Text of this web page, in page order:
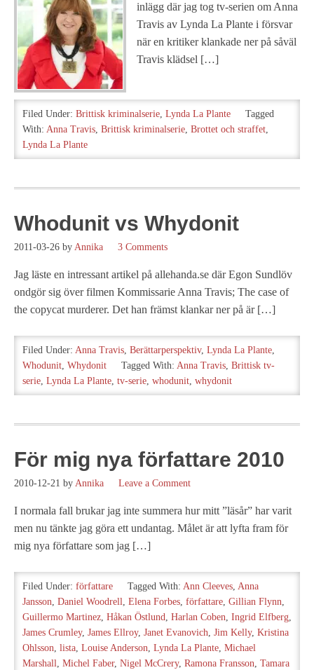
inlägg där jag tog tv-serien om Anna
Travis av Lynda La Plante i försvar
när en kritiker klankade ner på såväl
Travis klädsel […]
Filed Under: Brittisk kriminalserie, Lynda La Plante
Tagged
With: Anna Travis, Brittisk kriminalserie, Brottet och straffet,
Lynda La Plante
Whodunit vs Whydonit
2011-03-26 by Annika 3 Comments
Jag läste en intressant artikel på allehanda.se där Egon Sundlöv
ondgör sig över filmen Kommissarie Anna Travis; The case of
the copycat murderer. Det han främst klankar ner på är […]
Filed Under: Anna Travis, Berättarperspektiv, Lynda La Plante,
Whodunit, Whydonit Tagged With: Anna Travis, Brittisk tv-
serie, Lynda La Plante, tv-serie, whodunit, whydonit
För mig nya författare 2010
2010-12-21 by Annika Leave a Comment
I normala fall brukar jag inte summera hur mitt ”läsår” har varit
men nu tänkte jag göra ett undantag. Målet är att lyfta fram för
mig nya författare som jag […]
Filed Under: författare Tagged With: Ann Cleeves, Anna
Jansson, Daniel Woodrell, Elena Forbes, författare, Gillian Flynn,
Guillermo Martinez, Håkan Östlund, Harlan Coben, Ingrid Elfberg,
James Crumley, James Ellroy, Janet Evanovich, Jim Kelly, Kristina
Ohlsson, lista, Louise Anderson, Lynda La Plante, Michael
Marshall, Michel Faber, Nigel McCrery, Ramona Fransson, Tamara